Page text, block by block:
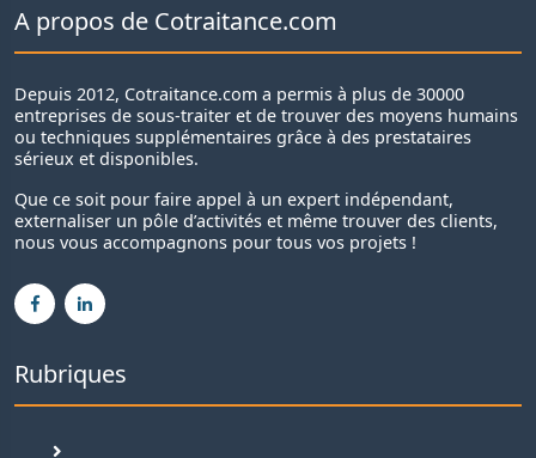
A propos de Cotraitance.com
Depuis 2012, Cotraitance.com a permis à plus de 30000
entreprises de sous-traiter et de trouver des moyens humains
ou techniques supplémentaires grâce à des prestataires
sérieux et disponibles.
Que ce soit pour faire appel à un expert indépendant,
externaliser un pôle d’activités et même trouver des clients,
nous vous accompagnons pour tous vos projets !
Rubriques